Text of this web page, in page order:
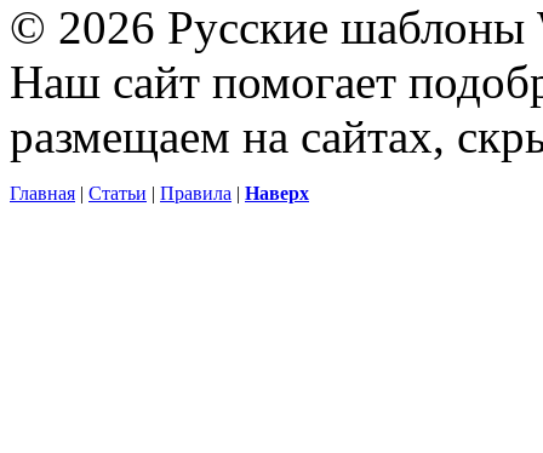
© 2026 Русские шаблоны
Наш сайт помогает
размещаем на сайтах,
Главная | Статьи | Правила | Наверх